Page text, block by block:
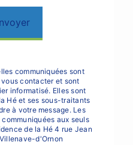
communiquées sont
contacter et sont
informatisé. Elles sont
Hé et ses sous-traitants
à votre message. Les
aux seuls
de la Hé 4 rue Jean
d'Ornon